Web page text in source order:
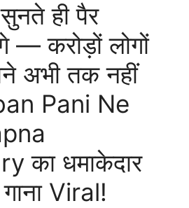
ही पैर
— करोड़ों लोगों
अभी तक नहीं
Pani Ne
का धमाकेदार
Viral!